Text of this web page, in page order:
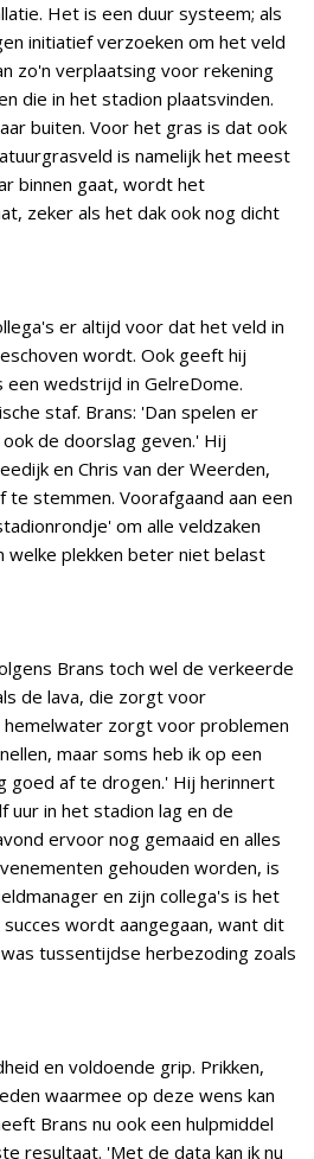
Het is een duur systeem; als
initiatief verzoeken om het veld
zo'n verplaatsing voor rekening
die in het stadion plaatsvinden.
buiten. Voor het gras is dat ook
is namelijk het meest
binnen gaat, wordt het
zeker als het dak ook nog dicht
er altijd voor dat het veld in
wordt. Ook geeft hij
wedstrijd in GelreDome.
staf. Brans: 'Dan spelen er
de doorslag geven.' Hij
en Chris van der Weerden,
stemmen. Voorafgaand aan een
om alle veldzaken
welke plekken beter niet belast
Brans toch wel de verkeerde
de lava, die zorgt voor
zorgt voor problemen
maar soms heb ik op een
goed af te drogen.' Hij herinnert
uur in het stadion lag en de
ervoor nog gemaaid en alles
gehouden worden, is
en zijn collega's is het
wordt aangegaan, want dit
tussentijdse herbezoding zoals
en voldoende grip. Prikken,
waarmee op deze wens kan
Brans nu ook een hulpmiddel
resultaat. 'Met de data kan ik nu